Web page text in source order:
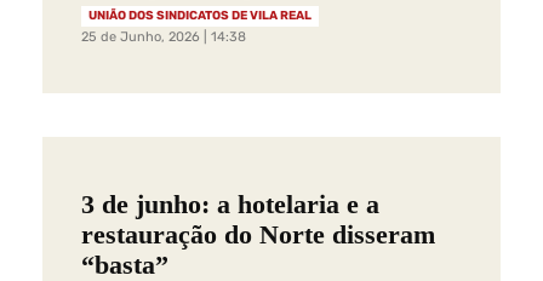
UNIÃO DOS SINDICATOS DE VILA REAL
25 de Junho, 2026 | 14:38
3 de junho: a hotelaria e a
restauração do Norte disseram
“basta”